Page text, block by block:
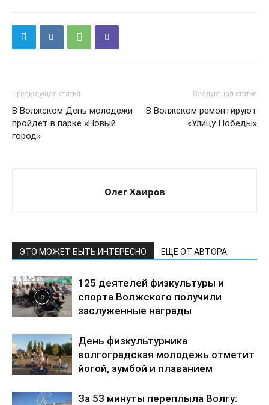
Предыдущая статья
В Волжском День молодежи
пройдет в парке «Новый
город»
Следующая статья
В Волжском ремонтируют
«Улицу Победы»
Олег Хаиров
ЭТО МОЖЕТ БЫТЬ ИНТЕРЕСНО ЕЩЕ ОТ АВТОРА
125 деятелей физкультуры и
спорта Волжского получили
заслуженные награды
День физкультурника
волгоградская молодежь отметит
йогой, зумбой и плаванием
За 53 минуты переплыла Волгу: